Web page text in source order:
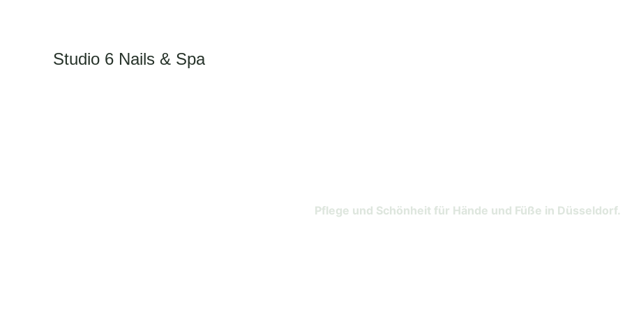
Studio 6 Nails & Spa
Pflege und Schönheit für Hände und Füße in Düsseldorf.